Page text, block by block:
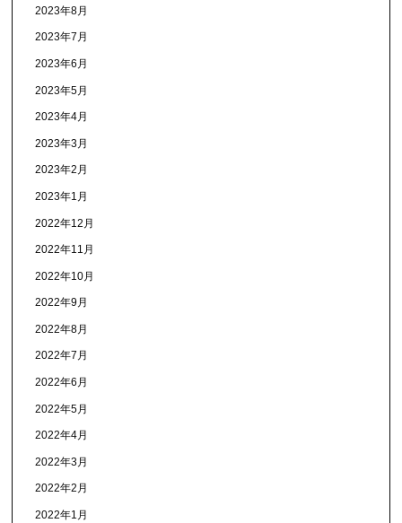
2023年8月
2023年7月
2023年6月
2023年5月
2023年4月
2023年3月
2023年2月
2023年1月
2022年12月
2022年11月
2022年10月
2022年9月
2022年8月
2022年7月
2022年6月
2022年5月
2022年4月
2022年3月
2022年2月
2022年1月